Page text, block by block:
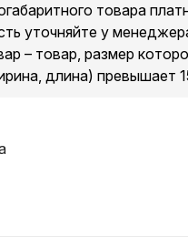
товара
уточняйте у
– товар, размер
длина) превышает